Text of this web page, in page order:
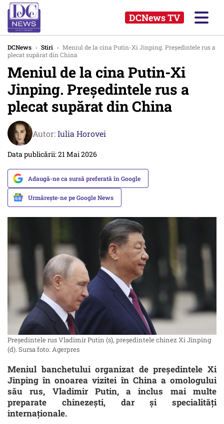
DCNews TV
DCNews › Stiri › Meniul de la cina Putin-Xi Jinping. Președintele rus a
plecat supărat din China
Meniul de la cina Putin-Xi
Jinping. Președintele rus a
plecat supărat din China
Autor:Iulia Horovei
Data publicării: 21 Mai 2026
Adaugă-ne ca sursă preferată în Google
Urmărește-ne pe Google News
Președintele rus Vladimir Putin (s), președintele chinez Xi Jinping
(d). Sursa foto: Agerpres
Meniul banchetului organizat de președintele Xi
Jinping în onoarea vizitei în China a omologului
său rus, Vladimir Putin, a inclus mai multe
preparate chinezești, dar și specialități
internaționale.